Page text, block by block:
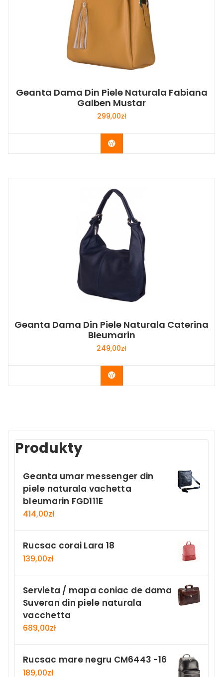
Geanta Dama Din Piele Naturala Fabiana
Galben Mustar
299,00zł
Buy Now
Geanta Dama Din Piele Naturala Caterina
Bleumarin
249,00zł
Buy Now
Produkty
Geanta umar messenger din
piele naturala vachetta
bleumarin FGD111E
414,00zł
Rucsac corai Lara 18
139,00zł
Servieta / mapa coniac de dama
Suveran din piele naturala
vacchetta
689,00zł
Rucsac mare negru CM6443 -16
189,00zł